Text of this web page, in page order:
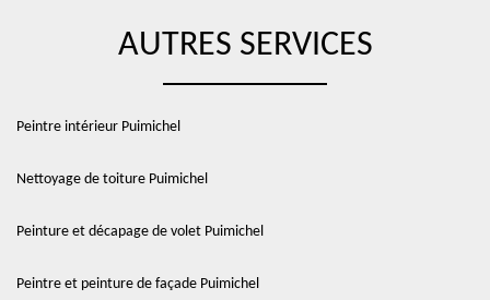
AUTRES SERVICES
Peintre intérieur Puimichel
Nettoyage de toiture Puimichel
Peinture et décapage de volet Puimichel
Peintre et peinture de façade Puimichel